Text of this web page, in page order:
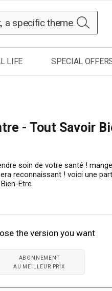
LIFE SPECIAL
- Tout Savoir
soin de votre santé !
reconnaissant ! voici une
Etre
the version you want
ABONNEMENT
AU MEILLEUR PRIX